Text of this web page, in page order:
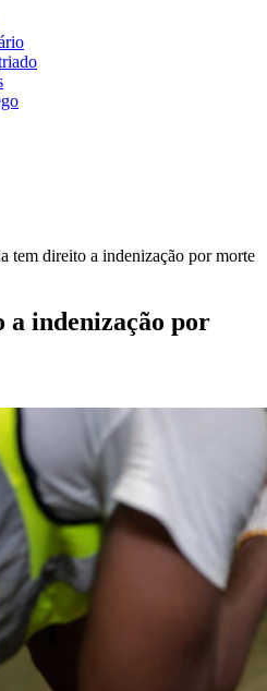
tem direito a indenização por morte
indenização por